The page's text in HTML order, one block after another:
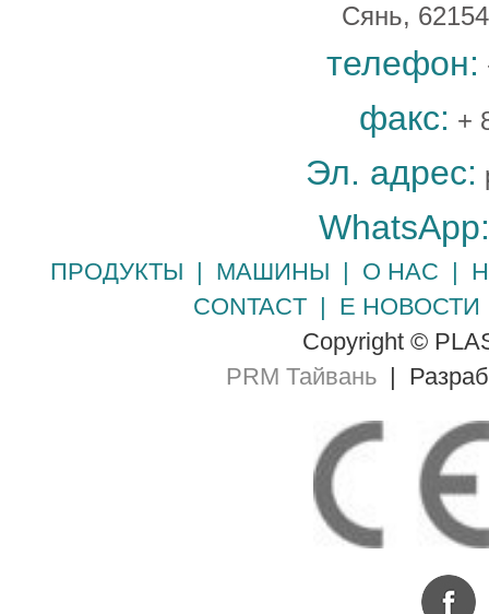
Сянь,
телефон:
факс: +
Эл. адрес:
WhatsApp:
ПРОДУКТЫ | МАШИНЫ | О НАС |
CONTACT| Е НОВОСТИ
Copyright ©
PRM Тайвань |